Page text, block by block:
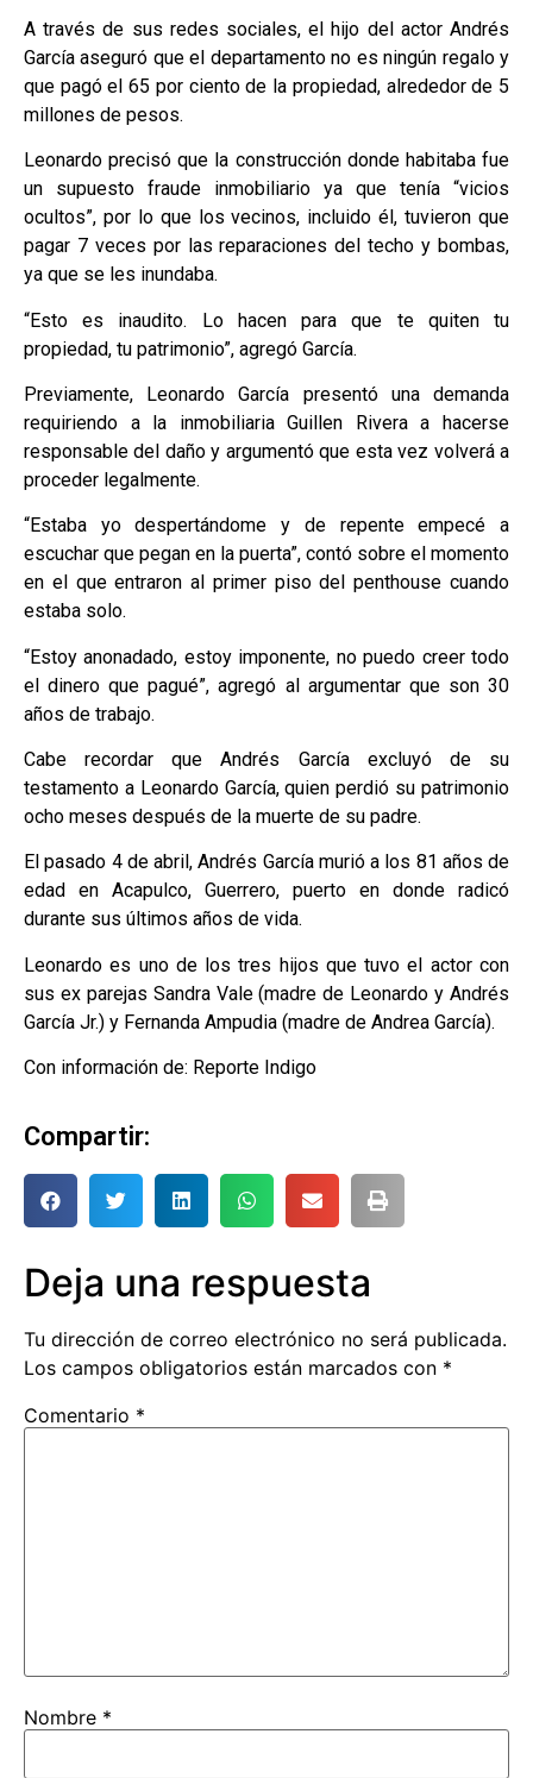
A través de sus redes sociales, el hijo del actor Andrés
García aseguró que el departamento no es ningún regalo y
que pagó el 65 por ciento de la propiedad, alrededor de 5
millones de pesos.
Leonardo precisó que la construcción donde habitaba fue
un supuesto fraude inmobiliario ya que tenía “vicios
ocultos”, por lo que los vecinos, incluido él, tuvieron que
pagar 7 veces por las reparaciones del techo y bombas,
ya que se les inundaba.
“Esto es inaudito. Lo hacen para que te quiten tu
propiedad, tu patrimonio”, agregó García.
Previamente, Leonardo García presentó una demanda
requiriendo a la inmobiliaria Guillen Rivera a hacerse
responsable del daño y argumentó que esta vez volverá a
proceder legalmente.
“Estaba yo despertándome y de repente empecé a
escuchar que pegan en la puerta”, contó sobre el momento
en el que entraron al primer piso del penthouse cuando
estaba solo.
“Estoy anonadado, estoy imponente, no puedo creer todo
el dinero que pagué”, agregó al argumentar que son 30
años de trabajo.
Cabe recordar que Andrés García excluyó de su
testamento a Leonardo García, quien perdió su patrimonio
ocho meses después de la muerte de su padre.
El pasado 4 de abril, Andrés García murió a los 81 años de
edad en Acapulco, Guerrero, puerto en donde radicó
durante sus últimos años de vida.
Leonardo es uno de los tres hijos que tuvo el actor con
sus ex parejas Sandra Vale (madre de Leonardo y Andrés
García Jr.) y Fernanda Ampudia (madre de Andrea García).
Con información de: Reporte Indigo
Compartir:
Deja una respuesta
Tu dirección de correo electrónico no será publicada.
Los campos obligatorios están marcados con *
Comentario *
Nombre *